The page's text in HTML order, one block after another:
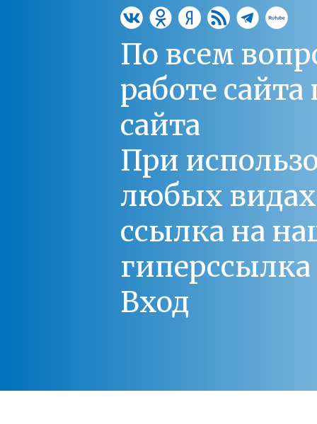
По всем
работе
сайта
При
любых
ссылка на
Вход